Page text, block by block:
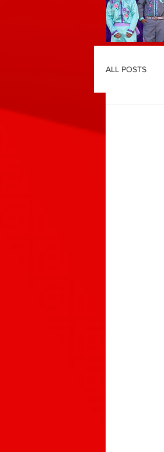
ALL POSTS